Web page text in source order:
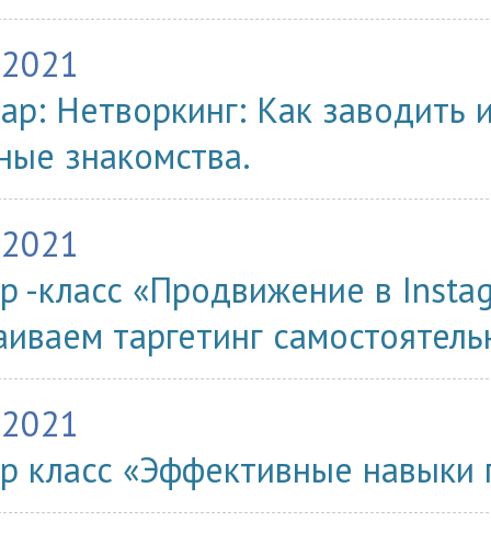
Нетворкинг: Как заводить
знакомства.
-класс «Продвижение в
таргетинг
класс «Эффективные навыки